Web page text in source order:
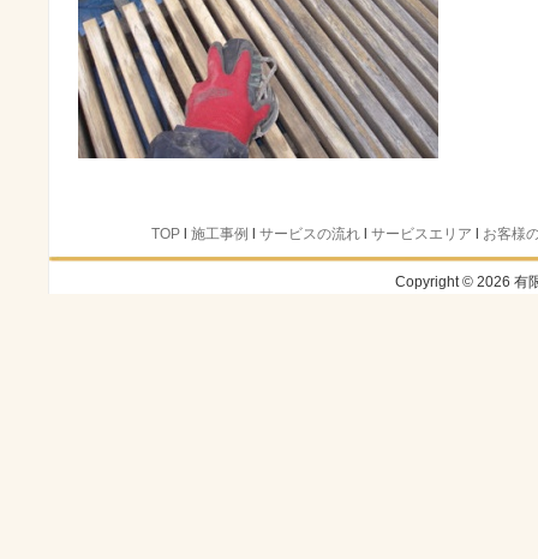
TOPl 施工事例 サービスの流れl サービスエリア お客様
Copyright © 2026 有